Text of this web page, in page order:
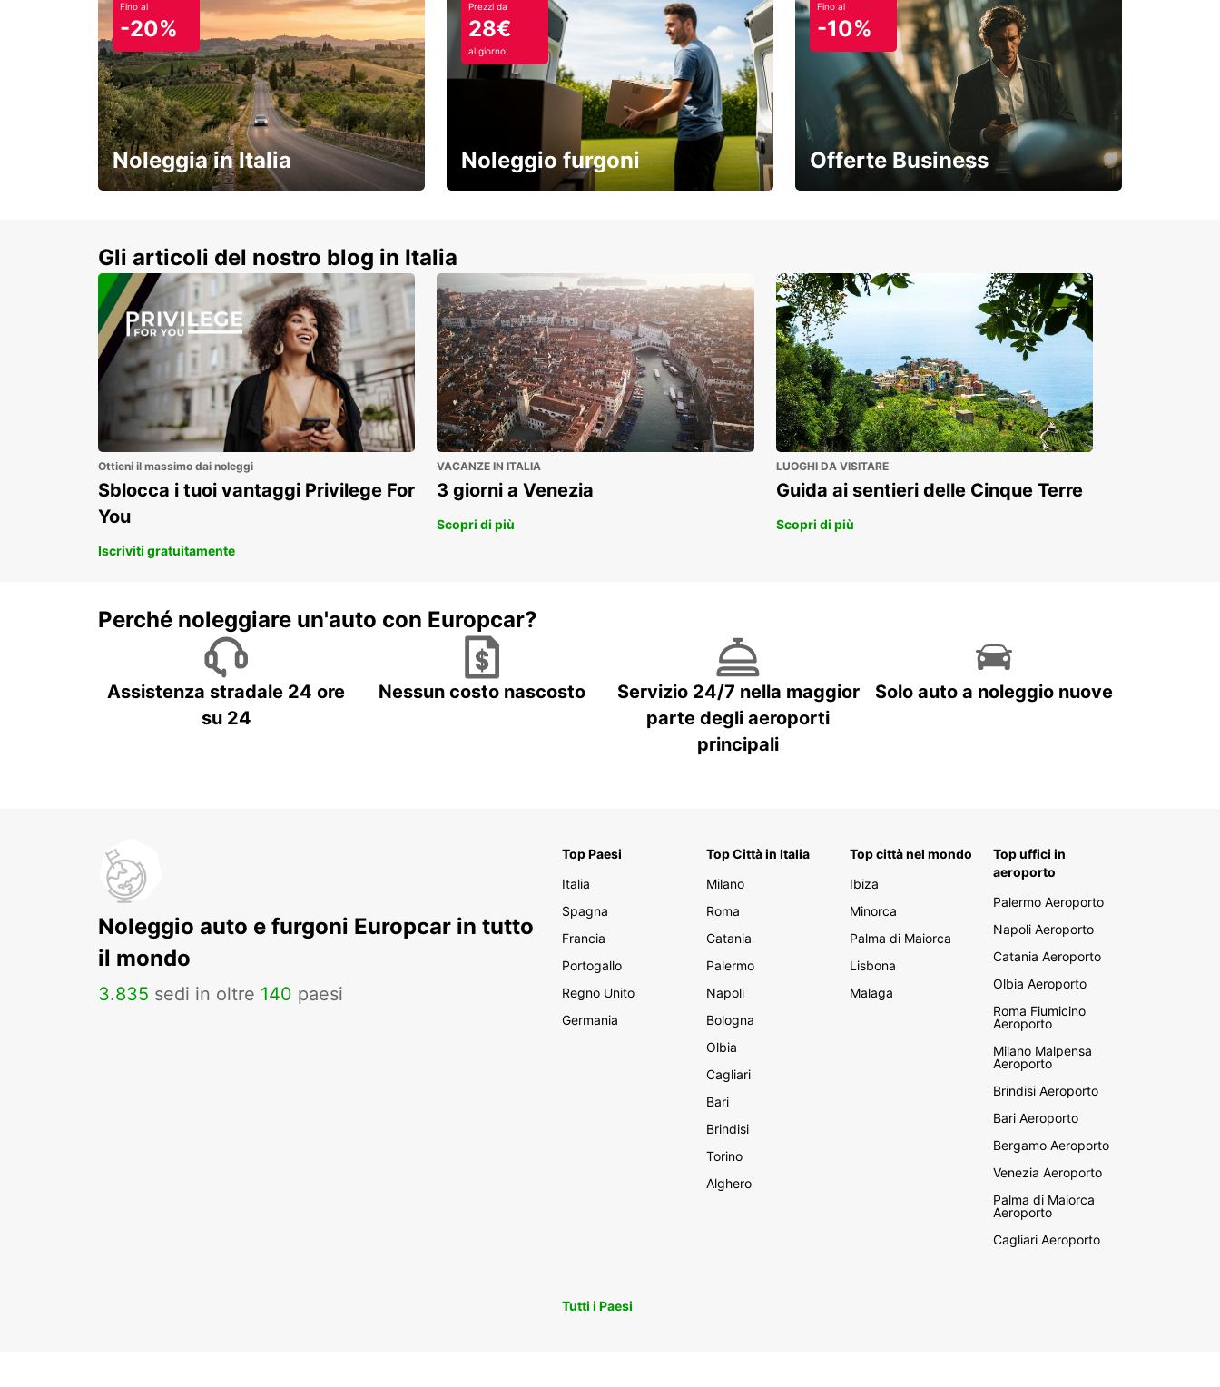
Fino al
-20%
Noleggia in Italia
Prezzi da
28€
al giorno!
Noleggio furgoni
Fino al
-10%
Offerte Business
Gli articoli del nostro blog in Italia
Ottieni il massimo dai noleggi
Sblocca i tuoi vantaggi Privilege For
You
Iscriviti gratuitamente
VACANZE IN ITALIA
3 giorni a Venezia
Scopri di più
LUOGHI DA VISITARE
Guida ai sentieri delle Cinque Terre
Scopri di più
Perché noleggiare un'auto con Europcar?
Assistenza stradale 24 ore
su 24
Nessun costo nascosto
Servizio 24/7 nella maggior
parte degli aeroporti
principali
Solo auto a noleggio nuove
Noleggio auto e furgoni Europcar in tutto
il mondo
3.835 sedi in oltre 140 paesi
Top Paesi
Italia
Spagna
Francia
Portogallo
Regno Unito
Germania
Top Città in Italia
Milano
Roma
Catania
Palermo
Napoli
Bologna
Olbia
Cagliari
Bari
Brindisi
Torino
Alghero
Top città nel mondo
Ibiza
Minorca
Palma di Maiorca
Lisbona
Malaga
Top uffici in
aeroporto
Palermo Aeroporto
Napoli Aeroporto
Catania Aeroporto
Olbia Aeroporto
Roma Fiumicino
Aeroporto
Milano Malpensa
Aeroporto
Brindisi Aeroporto
Bari Aeroporto
Bergamo Aeroporto
Venezia Aeroporto
Palma di Maiorca
Aeroporto
Cagliari Aeroporto
Tutti i Paesi